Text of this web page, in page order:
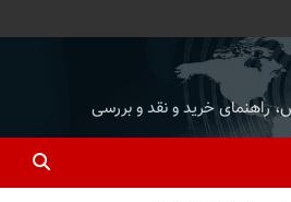
راهنمای خرید و نقد و بررسی